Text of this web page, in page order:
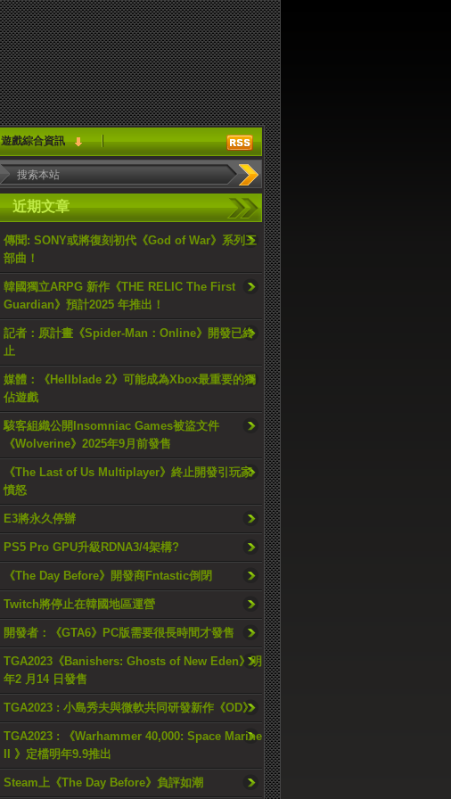
遊戲綜合資訊
近期文章
傳聞: SONY或將復刻初代《God of War》系列三
部曲！
韓國獨立ARPG 新作《THE RELIC The First
Guardian》預計2025 年推出！
記者：原計畫《Spider-Man：Online》開發已終
止
媒體：《Hellblade 2》可能成為Xbox最重要的獨
佔遊戲
駭客組織公開Insomniac Games被盜文件
《Wolverine》2025年9月前發售
《The Last of Us Multiplayer》終止開發引玩家
憤怒
E3將永久停辦
PS5 Pro GPU升級RDNA3/4架構?
《The Day Before》開發商Fntastic倒閉
Twitch將停止在韓國地區運營
開發者：《GTA6》PC版需要很長時間才發售
TGA2023《Banishers: Ghosts of New Eden》明
年2 月14 日發售
TGA2023 : 小島秀夫與微軟共同研發新作《OD》
TGA2023 : 《Warhammer 40,000: Space Marine
II 》定檔明年9.9推出
Steam上《The Day Before》負評如潮